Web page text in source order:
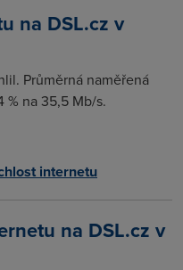
na DSL.cz v
Průměrná naměřená
na 35,5 Mb/s.
internetu
na DSL.cz v